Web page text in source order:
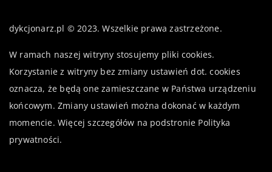
dykcjonarz.pl © 2023. Wszelkie prawa zastrzeżone.
W ramach naszej witryny stosujemy pliki cookies.
Korzystanie z witryny bez zmiany ustawień dot. cookies
oznacza, że będą one zamieszczane w Państwa urządzeniu
końcowym. Zmiany ustawień można dokonać w każdym
momencie. Więcej szczegółów na podstronie Polityka
prywatności.